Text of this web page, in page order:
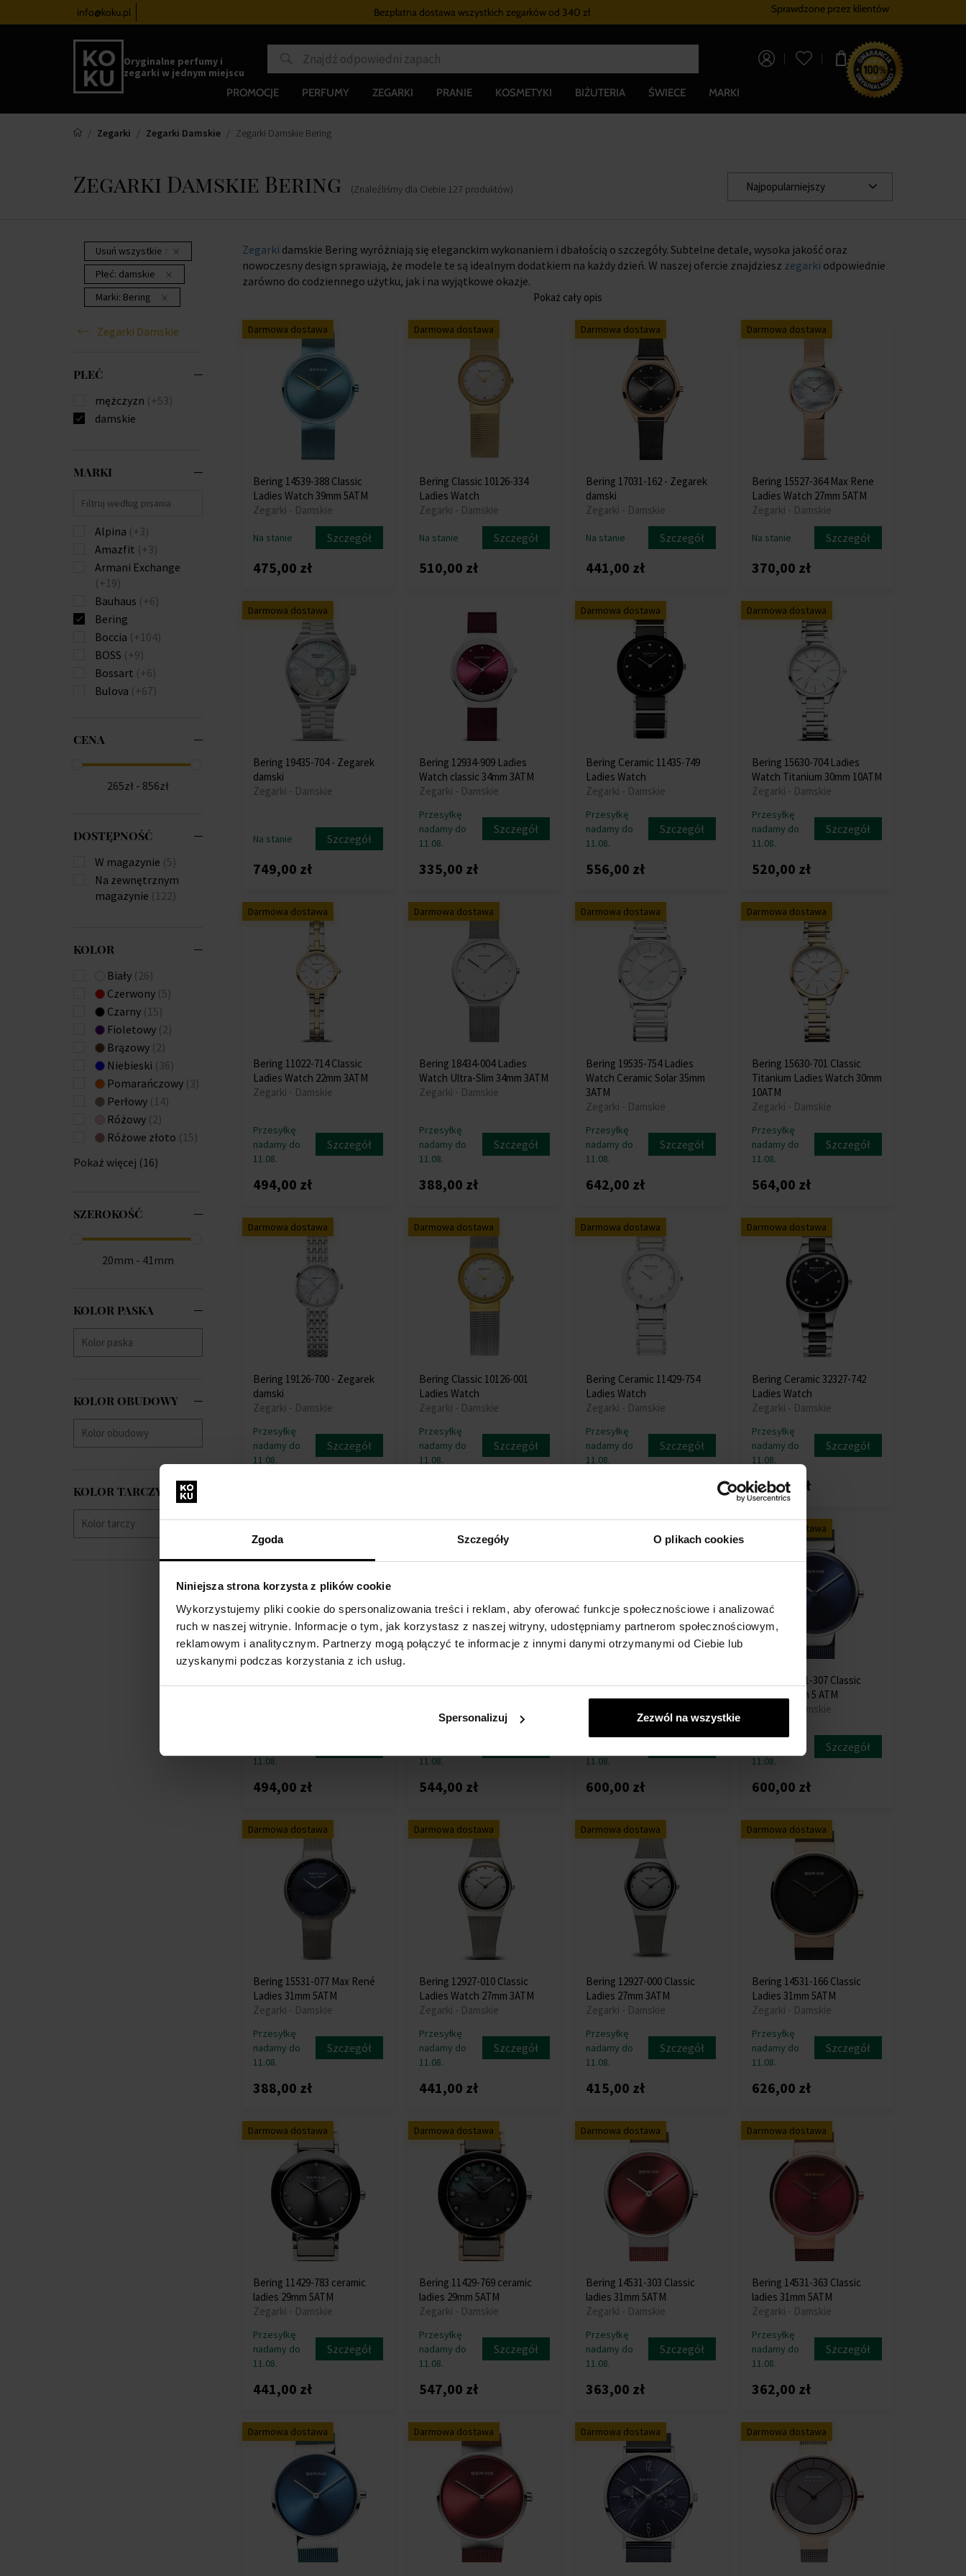
Zgoda Szczegóły O plikach cookies
Niniejsza strona korzysta z plików cookie
Wykorzystujemy pliki cookie do spersonalizowania treści i reklam, aby oferować funkcje społecznościowe i analizować
ruch w naszej witrynie. Informacje o tym, jak korzystasz z naszej witryny, udostępniamy partnerom społecznościowym,
reklamowym i analitycznym. Partnerzy mogą połączyć te informacje z innymi danymi otrzymanymi od Ciebie lub
uzyskanymi podczas korzystania z ich usług.
Spersonalizuj Zezwól na wszystkie
info@koku.pl
od 340 zł Bezpłatna dostawa wszystkich zegarkówod 340 zł Program lojalnościowy Bezpłatna
Sprawdzone przez klientów
Oryginalne perfumy i
zegarki w jednym miejscu
0,00 zł
PROMOCJE PERFUMY ZEGARKI PRANIE KOSMETYKI BIŻUTERIA ŚWIECE MARKI
Zegarki Zegarki Damskie Zegarki Damskie Bering
Zegarki Damskie Bering (Znaleźliśmy dla Ciebie 127 produktów) Najpopularniejszy
Usuń wszystkie filtry
Płeć: damskie
Marki: Bering
Zegarki Damskie
PŁEĆ
mężczyzn (+53)
damskie
MARKI
Alpina (+3)
Amazfit (+3)
Armani Exchange
(+19)
Bauhaus (+6)
Bering
Boccia (+104)
BOSS (+9)
Bossart (+6)
Bulova (+67)
Carl von Zeyten
Carneo(+21)
Casio (+186)
Cluse(+1)
Daniel Wellington
(+53)
Diesel(+6)
Edox
Emporio Armani
(+141)
Engelsrufer(+3)
ETT Eco Tech Time
(+21)
Festina(+325)
Forever(+3)
Fossil(+1)
Frederique Constant
(+5)
Garett(+1)
GUESS LADIES
Hammer(+1)
Huawei (+4)
Jacques Lemans
(+56)
Jaguar(+75)
Jowissa
Lorus(+84)
Louis XVI(+4)
Luminox(+4)
(+25)
Master Time (+31)
Maurice Lacroix
Michael Kors
(+9)
(+17)
CENA
265zł - 856zł
DOSTĘPNOŚĆ
W magazynie (5)
Na zewnętrznym
magazynie (122)
KOLOR
Biały (26)
Czerwony (5)
Czarny (15)
Fioletowy (2)
Brązowy (2)
Niebieski (36)
Pomarańczowy (3)
Perłowy (14)
Różowy (2)
Różowe złoto (15)
Pokaż więcej (16)
SZEROKOŚĆ
20mm - 41mm
KOLOR PASKA
KOLOR OBUDOWY
KOLOR TARCZY
Zegarki damskie Bering wyróżniają się eleganckim wykonaniem i dbałością o szczegóły. Subtelne detale, wysoka jakość oraz
nowoczesny design sprawiają, że modele te są idealnym dodatkiem na każdy dzień. W naszej ofercie znajdziesz zegarki odpowiednie
zarówno do codziennego użytku, jak i na wyjątkowe okazje.
Pokaż cały opis
Darmowa dostawa
Bering 14539-388 Classic
Ladies Watch 39mm 5ATM
Zegarki - Damskie
Na stanie Szczegół
475,00 zł
Darmowa dostawa
Bering Classic 10126-334
Ladies Watch
Zegarki - Damskie
Na stanie Szczegół
510,00 zł
Darmowa dostawa
Bering 17031-162 - Zegarek
damski
Zegarki - Damskie
Na stanie Szczegół
441,00 zł
Darmowa dostawa
Bering 15527-364 Max Rene
Ladies Watch 27mm 5ATM
Zegarki - Damskie
Na stanie Szczegół
370,00 zł
Darmowa dostawa
Bering 19435-704 - Zegarek
damski
Zegarki - Damskie
Na stanie Szczegół
749,00 zł
Bering 12934-909 Ladies
Watch classic 34mm 3ATM
Zegarki - Damskie
Przesyłkę
nadamy do
11.08.
Szczegół
335,00 zł
Darmowa dostawa
Bering Ceramic 11435-749
Ladies Watch
Zegarki - Damskie
Przesyłkę
nadamy do
11.08.
Szczegół
556,00 zł
Darmowa dostawa
Bering 15630-704 Ladies
Watch Titanium 30mm 10ATM
Zegarki - Damskie
Przesyłkę
nadamy do
11.08.
Szczegół
520,00 zł
Darmowa dostawa
Bering 11022-714 Classic
Ladies Watch 22mm 3ATM
Zegarki - Damskie
Przesyłkę
nadamy do
11.08.
Szczegół
494,00 zł
Darmowa dostawa
Bering 18434-004 Ladies
Watch Ultra-Slim 34mm 3ATM
Zegarki - Damskie
Przesyłkę
nadamy do
11.08.
Szczegół
388,00 zł
Darmowa dostawa
Bering 19535-754 Ladies
Watch Ceramic Solar 35mm
3ATM
Zegarki - Damskie
Przesyłkę
nadamy do
11.08.
Szczegół
642,00 zł
Darmowa dostawa
Bering 15630-701 Classic
Titanium Ladies Watch 30mm
10ATM
Zegarki - Damskie
Przesyłkę
nadamy do
11.08.
Szczegół
564,00 zł
Darmowa dostawa
Bering 19126-700 - Zegarek
damski
Zegarki - Damskie
Przesyłkę
nadamy do
11.08.
Szczegół
Darmowa dostawa
Bering Classic 10126-001
Ladies Watch
Zegarki - Damskie
Przesyłkę
nadamy do
11.08.
Szczegół
Darmowa dostawa
Bering Ceramic 11429-754
Ladies Watch
Zegarki - Damskie
Przesyłkę
nadamy do
11.08.
Szczegół
Darmowa dostawa
Bering Ceramic 32327-742
Ladies Watch
Zegarki - Damskie
Przesyłkę
nadamy do
11.08.
Szczegół
441,00 zł
11.08.
494,00 zł
11.08.
544,00 zł
11.08.
600,00 zł
Darmowa dostawa
Bering 14531-307 Classic
Ladies 31mm 5 ATM
Zegarki - Damskie
11.08.
Szczegół
600,00 zł
Darmowa dostawa
Bering 15531-077 Max René
Ladies 31mm 5ATM
Zegarki - Damskie
Przesyłkę
nadamy do
11.08.
Szczegół
388,00 zł
Darmowa dostawa
Bering 12927-010 Classic
Ladies Watch 27mm 3ATM
Zegarki - Damskie
Przesyłkę
nadamy do
11.08.
Szczegół
441,00 zł
Darmowa dostawa
Bering 12927-000 Classic
Ladies 27mm 3ATM
Zegarki - Damskie
Przesyłkę
nadamy do
11.08.
Szczegół
415,00 zł
Darmowa dostawa
Bering 14531-166 Classic
Ladies 31mm 5ATM
Zegarki - Damskie
Przesyłkę
nadamy do
11.08.
Szczegół
626,00 zł
Darmowa dostawa
Bering 11429-783 ceramic
ladies 29mm 5ATM
Zegarki - Damskie
Przesyłkę
nadamy do
11.08.
Szczegół
441,00 zł
Darmowa dostawa
Bering 11429-769 ceramic
ladies 29mm 5ATM
Zegarki - Damskie
Przesyłkę
nadamy do
11.08.
Szczegół
547,00 zł
Darmowa dostawa
Bering 14531-303 Classic
ladies 31mm 5ATM
Zegarki - Damskie
Przesyłkę
nadamy do
11.08.
Szczegół
363,00 zł
Darmowa dostawa
Bering 14531-363 Classic
ladies 31mm 5ATM
Zegarki - Damskie
Przesyłkę
nadamy do
11.08.
Szczegół
362,00 zł
Darmowa dostawa Darmowa dostawa Darmowa dostawa Darmowa dostawa